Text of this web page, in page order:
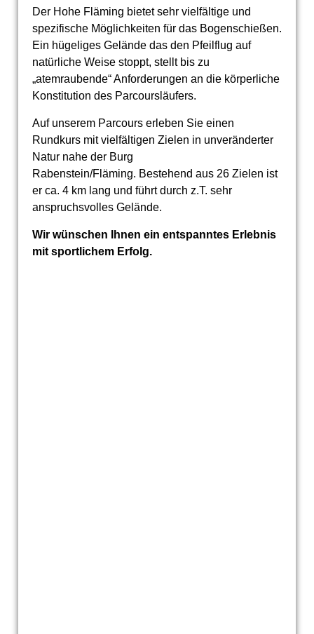
Der Hohe Fläming bietet sehr vielfältige und
spezifische Möglichkeiten für das Bogenschießen.
Ein hügeliges Gelände das den Pfeilflug auf
natürliche Weise stoppt, stellt bis zu
„atemraubende“ Anforderungen an die körperliche
Konstitution des Parcoursläufers.
Auf unserem Parcours erleben Sie einen
Rundkurs mit vielfältigen Zielen in unveränderter
Natur nahe der Burg
Rabenstein/Fläming. Bestehend aus 26 Zielen ist
er ca. 4 km lang und führt durch z.T. sehr
anspruchsvolles Gelände.
Wir wünschen Ihnen ein entspanntes Erlebnis
mit sportlichem Erfolg.